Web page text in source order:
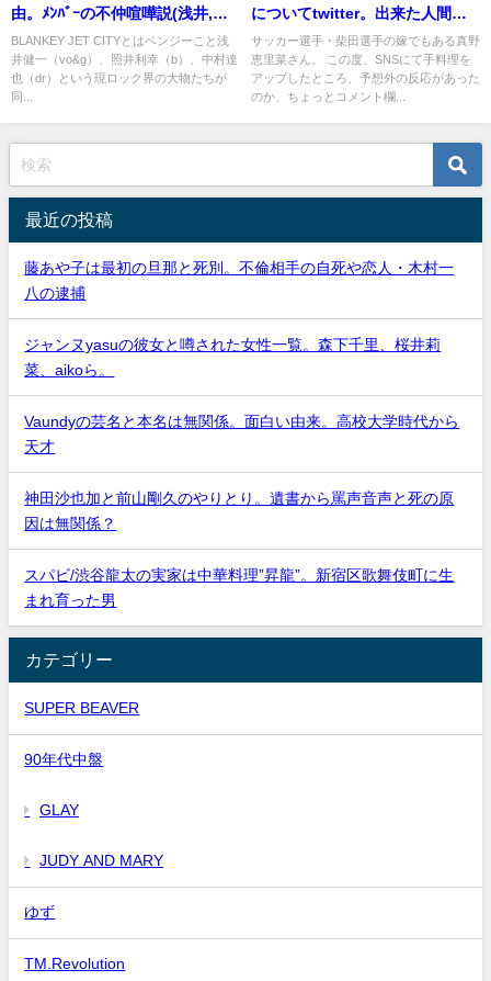
由。ﾒﾝﾊﾞｰの不仲喧嘩説(浅井,中
村,照井)
BLANKEY JET CITYとはベンジーこと浅
井健一（vo&g）、照井利幸（b）、中村達
也（dr）という現ロック界の大物たちが
同...
についてtwitter。出来た人間で
は無い(画像)
サッカー選手・柴田選手の嫁でもある真野
恵里菜さん。 この度、SNSにて手料理を
アップしたところ、予想外の反応があった
のか、ちょっとコメント欄...
最近の投稿
藤あや子は最初の旦那と死別。不倫相手の自死や恋人・木村一
八の逮捕
ジャンヌyasuの彼女と噂された女性一覧。森下千里、桜井莉
菜、aikoら。
Vaundyの芸名と本名は無関係。面白い由来。高校大学時代から
天才
神田沙也加と前山剛久のやりとり。遺書から罵声音声と死の原
因は無関係？
スパビ/渋谷龍太の実家は中華料理”昇龍”。新宿区歌舞伎町に生
まれ育った男
カテゴリー
SUPER BEAVER
90年代中盤
GLAY
JUDY AND MARY
ゆず
TM.Revolution